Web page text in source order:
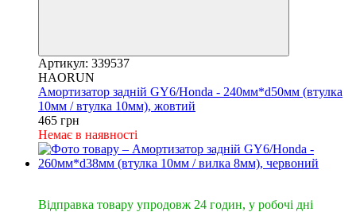
Артикул: 339537
HAORUN
Амортизатор задній GY6/Honda - 240мм*d50мм (втулка
10мм / втулка 10мм), жовтий
465 грн
Немає в наявності
Відправка товару упродовж 24 годин, у робочі дні